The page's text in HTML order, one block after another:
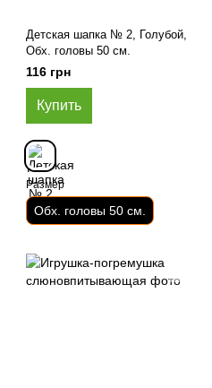
Детская шапка № 2, Голубой,
Обх. головы 50 см.
116 грн
Купить
Размер
Обх. головы 50 см.